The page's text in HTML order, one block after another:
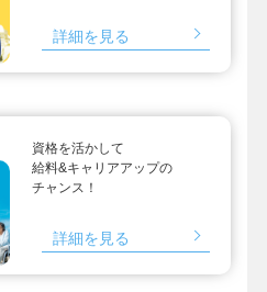
詳細を見る
資格を活かして
給料&キャリアアップの
チャンス！
詳細を見る